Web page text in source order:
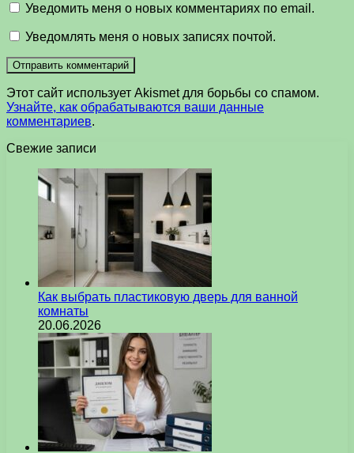
Уведомить меня о новых комментариях по email.
Уведомлять меня о новых записях почтой.
Этот сайт использует Akismet для борьбы со спамом.
Узнайте, как обрабатываются ваши данные
комментариев.
Свежие записи
Как выбрать пластиковую дверь для ванной
комнаты
20.06.2026